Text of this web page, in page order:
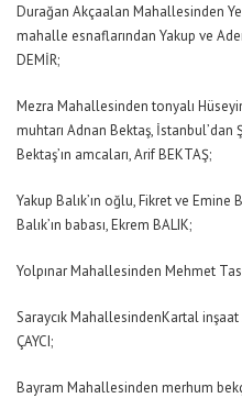
Durağan Akçaalan Mahallesinden
mahalle esnaflarından Yakup ve
DEMİR;
Mezra Mahallesinden tonyalı
muhtarı Adnan Bektaş,
Bektaş’ın amcaları, Arif BEKTAŞ;
Yakup Balık’ın oğlu, Fikret ve Emine
Balık’ın babası, Ekrem BALIK;
Yolpınar Mahallesinden Mehmet
Saraycık MahallesindenKartal
ÇAYCI;
Bayram Mahallesinden merhum